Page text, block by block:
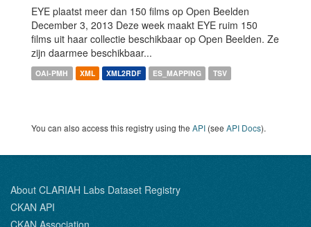
EYE plaatst meer dan 150 films op Open Beelden
December 3, 2013 Deze week maakt EYE ruim 150
films uit haar collectie beschikbaar op Open Beelden. Ze
zijn daarmee beschikbaar...
OAI-PMH XML XML2RDF ES_MAPPING TSV
You can also access this registry using the API (see API Docs).
About CLARIAH Labs Dataset Registry
CKAN API
CKAN Association